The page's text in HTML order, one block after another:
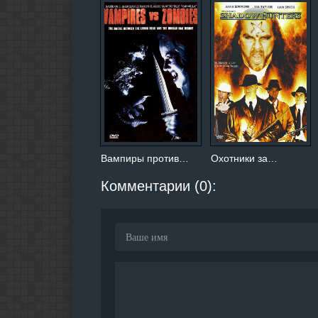
Вампиры против… Охотники за…
Комментарии (0):